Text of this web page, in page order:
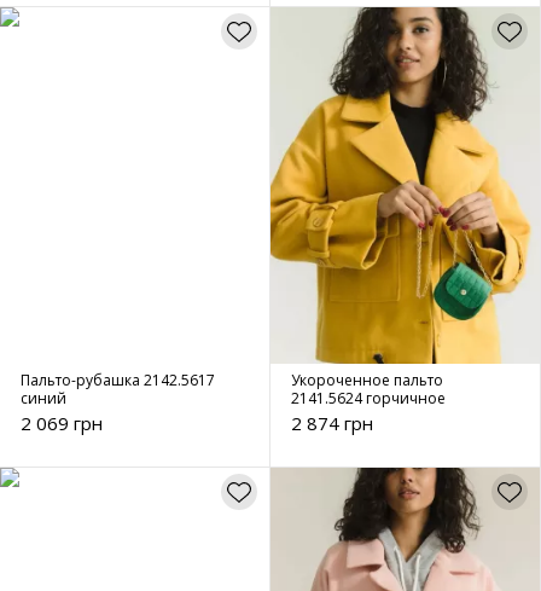
Пальто-рубашка 2142.5617
синий
2 069 грн
Укороченное пальто
2141.5624 горчичное
2 874 грн